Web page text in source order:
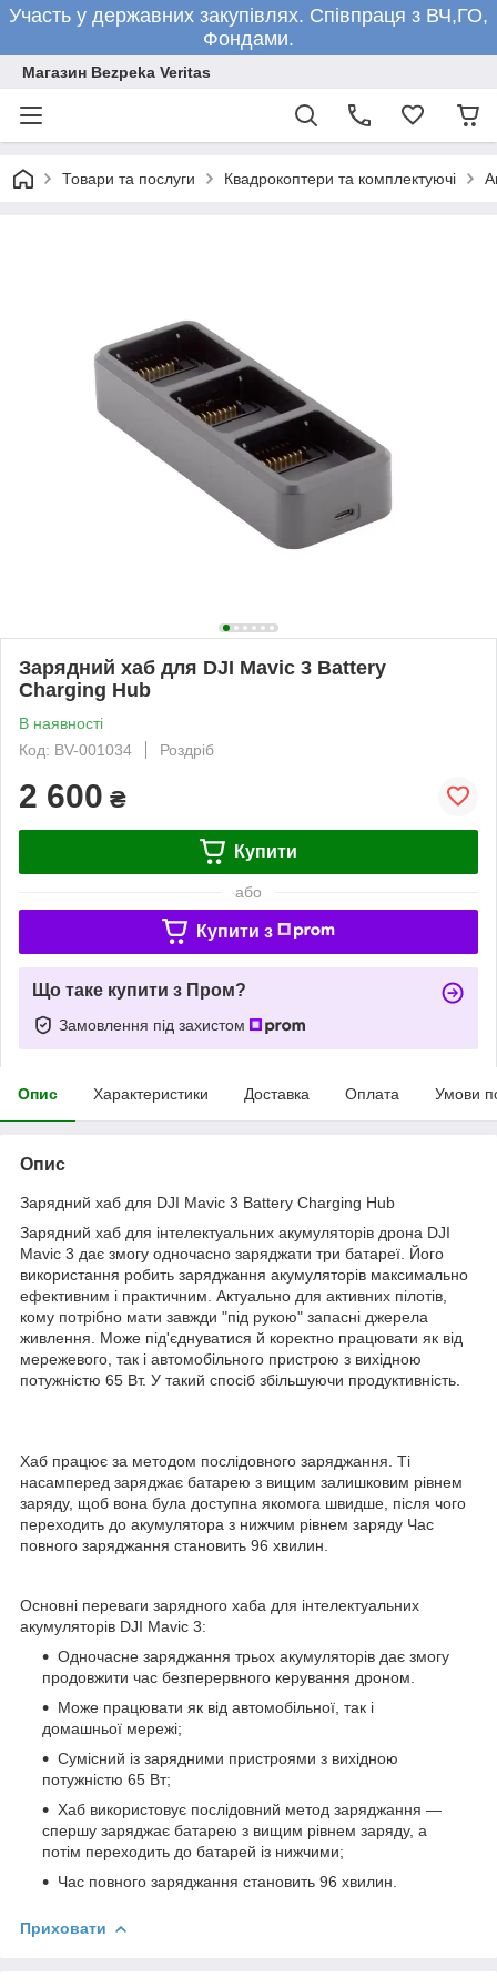
Участь у державних закупівлях. Співпраця з ВЧ,ГО,
Фондами.
Магазин Bezpeka Veritas
Товари та послуги Квадрокоптери та комплектуючі
Зарядний хаб для DJI Mavic 3 Battery
Charging Hub
В наявності
Код: BV-001034
Роздріб
2 600 ₴
Купити
або
Купити з
Що таке купити з Пром?
Замовлення під захистом
Опис Характеристики Доставка Оплата Умови
Опис
Зарядний хаб для DJI Mavic 3 Battery Charging Hub
Зарядний хаб для інтелектуальних акумуляторів дрона DJI
Mavic 3 дає змогу одночасно заряджати три батареї. Його
використання робить заряджання акумуляторів максимально
ефективним і практичним. Актуально для активних пілотів,
кому потрібно мати завжди "під рукою" запасні джерела
живлення. Може під'єднуватися й коректно працювати як від
мережевого, так і автомобільного пристрою з вихідною
потужністю 65 Вт. У такий спосіб збільшуючи продуктивність.
Хаб працює за методом послідовного заряджання. Ті
насамперед заряджає батарею з вищим залишковим рівнем
заряду, щоб вона була доступна якомога швидше, після чого
переходить до акумулятора з нижчим рівнем заряду Час
повного заряджання становить 96 хвилин.
Основні переваги зарядного хаба для інтелектуальних
акумуляторів DJI Mavic 3:
Одночасне заряджання трьох акумуляторів дає змогу
продовжити час безперервного керування дроном.
Може працювати як від автомобільної, так і
домашньої мережі;
Сумісний із зарядними пристроями з вихідною
потужністю 65 Вт;
Хаб використовує послідовний метод заряджання —
спершу заряджає батарею з вищим рівнем заряду, а
потім переходить до батарей із нижчими;
Час повного заряджання становить 96 хвилин.
Приховати